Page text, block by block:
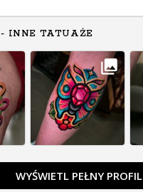
INNE TATUAŻE
WYŚWIETL PEŁNY PROFIL